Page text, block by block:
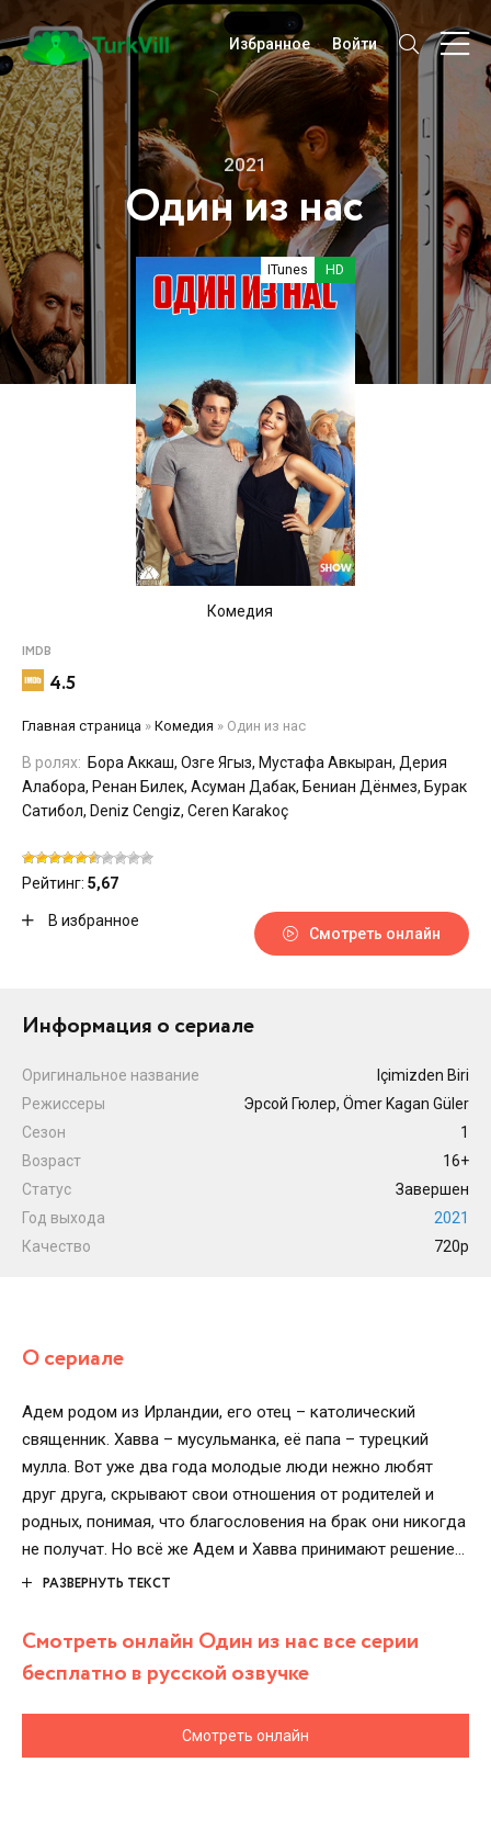
Избранное Войти
Один из нас
ITunes HD
2021
Комедия
IMDB
4.5
Главная страница » Комедия » Один из нас
В ролях: Бора Аккаш, Озге Ягыз, Мустафа Авкыран, Дерия
Алабора, Ренан Билек, Асуман Дабак, Бениан Дёнмез, Бурак
Сатибол, Deniz Cengiz, Ceren Karakoç
Рейтинг: 5,67
В избранное
Смотреть онлайн
Информация о сериале
Оригинальное название
Içimizden Biri
Режиссеры
Эрсой Гюлер, Ömer Kagan Güler
Сезон
1
Возраст
16+
Статус
Завершен
Год выхода
2021
Качество
720p
О сериале
Адем родом из Ирландии, его отец – католический
священник. Хавва – мусульманка, её папа – турецкий
мулла. Вот уже два года молодые люди нежно любят
друг друга, скрывают свои отношения от родителей и
родных, понимая, что благословения на брак они никогда
не получат. Но всё же Адем и Хавва принимают решение
создать семью, а родственники с обеих сторон
рассталась. Будут ли влюблённые вместе? Смогут ли все
смириться с этой ситуацией и заживут ли счастливо?
РАЗВЕРНУТЬ ТЕКСТ
Смотреть онлайн Один из нас все серии
бесплатно в русской озвучке
Смотреть онлайн